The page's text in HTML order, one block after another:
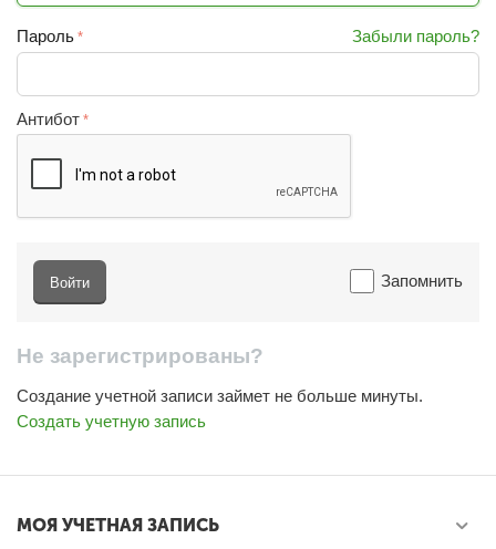
Пароль Забыли пароль?
Антибот
Запомнить
Войти
Не зарегистрированы?
Создание учетной записи займет не больше минуты.
Создать учетную запись
МОЯ УЧЕТНАЯ ЗАПИСЬ